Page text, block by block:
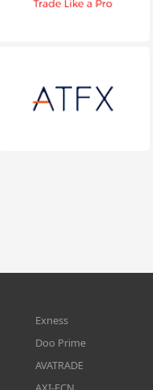
Exness
Doo Prime
AVATRADE